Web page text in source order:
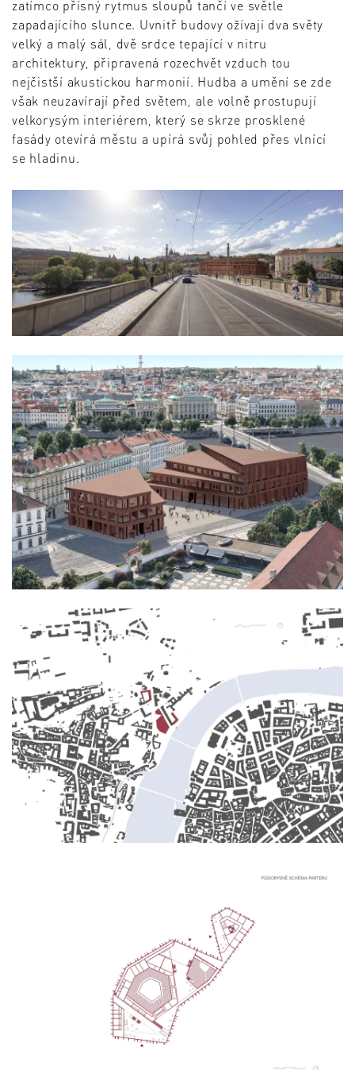
zatímco přísný rytmus sloupů tančí ve světle
zapadajícího slunce. Uvnitř budovy ožívají dva světy
velký a malý sál, dvě srdce tepající v nitru
architektury, připravená rozechvět vzduch tou
nejčistší akustickou harmonií. Hudba a umění se zde
však neuzavírají před světem, ale volně prostupují
velkorysým interiérem, který se skrze prosklené
fasády otevírá městu a upírá svůj pohled přes vlnící
se hladinu.